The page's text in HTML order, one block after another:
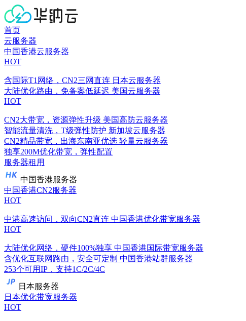
首页
云服务器
中国香港云服务器
HOT
含国际T1网络，CN2三网直连 日本云服务器
大陆优化路由，免备案低延迟 美国云服务器
HOT
CN2大带宽，资源弹性升级 美国高防云服务器
智能流量清洗，T级弹性防护 新加坡云服务器
CN2精品带宽，出海东南亚优选 轻量云服务器
独享200M优化带宽，弹性配置
服务器租用
中国香港服务器
中国香港CN2服务器
HOT
中港高速访问，双向CN2直连 中国香港优化带宽服务器
HOT
大陆优化网络，硬件100%独享 中国香港国际带宽服务器
含优化互联网路由，安全可定制 中国香港站群服务器
253个可用IP，支持1C/2C/4C
日本服务器
日本优化带宽服务器
HOT